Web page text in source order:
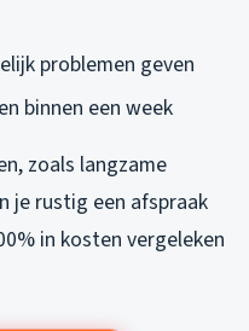
problemen geven
binnen een week
zoals langzame
je rustig een afspraak
in kosten vergeleken